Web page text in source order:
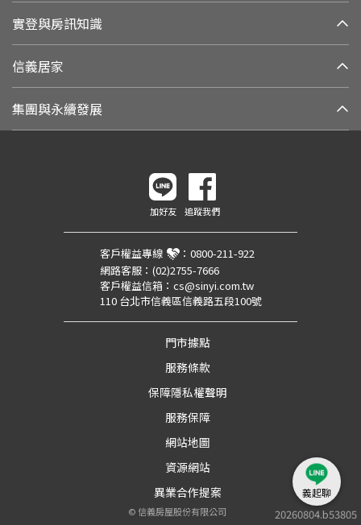
實登與房訊知識
信義居家
集團與永續發展
20260804.b53805
加好友 追蹤我們
客戶權益專線 ： 0800-211-922
網路客服： (02)2755-7666
客戶權益信箱： cs@sinyi.com.tw
110 台北市信義區信義路五段100號
門市據點
服務條款
保障隱私權聲明
服務保障
網站地圖
資源網站
異業合作提案
©信義房屋股份有限公司
義起聊